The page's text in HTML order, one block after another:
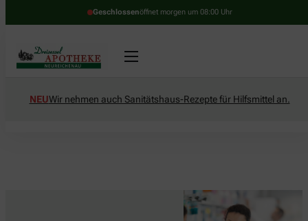
Geschlossenöffnet morgen um 08:00 Uhr
NEUWir nehmen auch Sanitätshaus-Rezepte für Hilfsmittel an.